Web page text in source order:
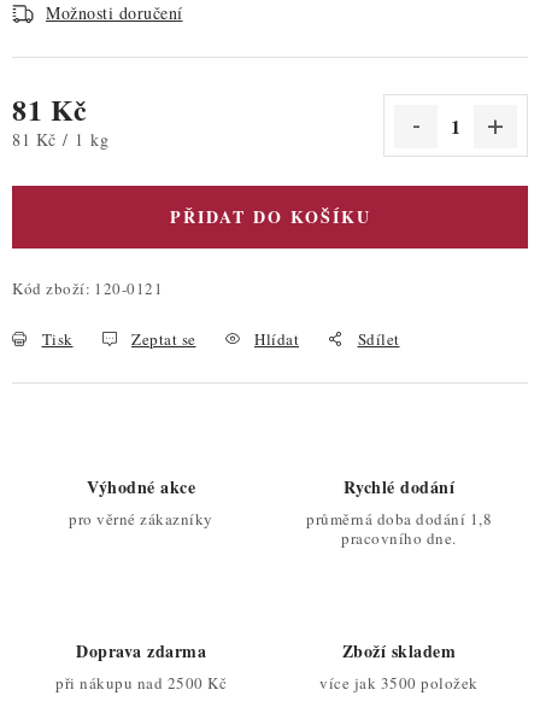
Možnosti doručení
81 Kč
Měrná cena:
81 Kč / 1 kg
PŘIDAT DO KOŠÍKU
Kód zboží: 120-0121
Tisk Zeptat se Hlídat Sdílet
Výhodné akce
pro věrné zákazníky
Rychlé dodání
průměrná doba dodání 1,8
pracovního dne.
Doprava zdarma
při nákupu nad 2500 Kč
Zboží skladem
více jak 3500 položek